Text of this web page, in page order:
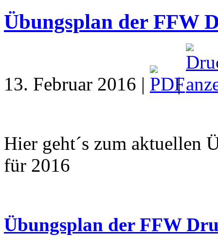
Übungsplan der FFW
13. Februar 2016 | |
Hier geht´s zum aktuellen
für 2016
Übungsplan der FFW